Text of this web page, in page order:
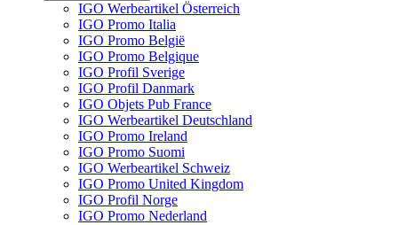
IGO Werbeartikel Österreich
IGO Promo Italia
IGO Promo België
IGO Promo Belgique
IGO Profil Sverige
IGO Profil Danmark
IGO Objets Pub France
IGO Werbeartikel Deutschland
IGO Promo Ireland
IGO Promo Suomi
IGO Werbeartikel Schweiz
IGO Promo United Kingdom
IGO Profil Norge
IGO Promo Nederland